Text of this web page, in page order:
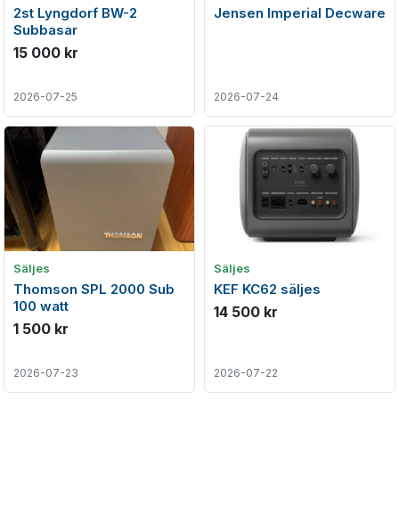
2st Lyngdorf BW-2
Subbasar
15 000 kr
2026-07-25
Jensen Imperial Decware
2026-07-24
Säljes
Thomson SPL 2000 Sub
100 watt
1 500 kr
2026-07-23
Säljes
KEF KC62 säljes
14 500 kr
2026-07-22